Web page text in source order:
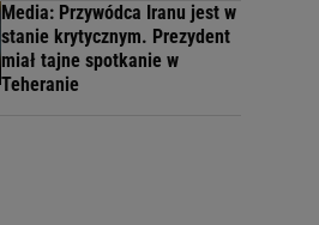
Media: Przywódca Iranu jest w
stanie krytycznym. Prezydent
miał tajne spotkanie w
Teheranie